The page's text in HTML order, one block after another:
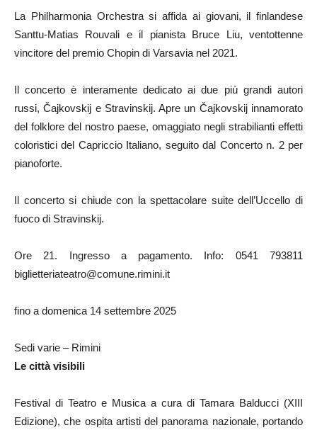
La Philharmonia Orchestra si affida ai giovani, il finlandese
Santtu-Matias Rouvali e il pianista Bruce Liu, ventottenne
vincitore del premio Chopin di Varsavia nel 2021.
Il concerto è interamente dedicato ai due più grandi autori
russi, Čajkovskij e Stravinskij. Apre un Čajkovskij innamorato
del folklore del nostro paese, omaggiato negli strabilianti effetti
coloristici del Capriccio Italiano, seguito dal Concerto n. 2 per
pianoforte.
Il concerto si chiude con la spettacolare suite dell’Uccello di
fuoco di Stravinskij.
Ore 21. Ingresso a pagamento. Info: 0541 793811
biglietteriateatro@comune.rimini.it
fino a domenica 14 settembre 2025
Sedi varie – Rimini
Le città visibili
Festival di Teatro e Musica a cura di Tamara Balducci (XIII
Edizione), che ospita artisti del panorama nazionale, portando